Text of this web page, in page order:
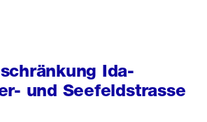
Ida-
und Seefeldstrasse